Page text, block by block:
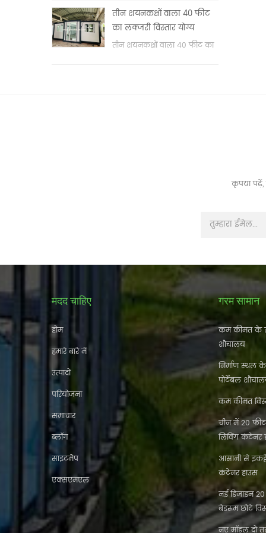
वॉश बेसिन & nbsp;
तीन शयनकक्षों वाला 40 फीट
का लक्जरी विस्तार योग्य
कंटेनर हाउस
तीन शयनकक्षों वाला 40 फीट का
कृपया
मदद चाहिए
होम
हमारे बारे में
उत्पादों
परियोजना
समाचार
ब्लॉग
साइटमैप
एक्सएमएल
गरम सामान
कम कीमत के
शौचालय
निर्माण स्थल
पोर्टेबल
कम कीमत
चीन में 20 फीट
लिविंग कंटेनर
आसानी से
कंटेनर हाउस
नई डिजाइन 20
बेडरूम छोटे
नए मॉडल दो